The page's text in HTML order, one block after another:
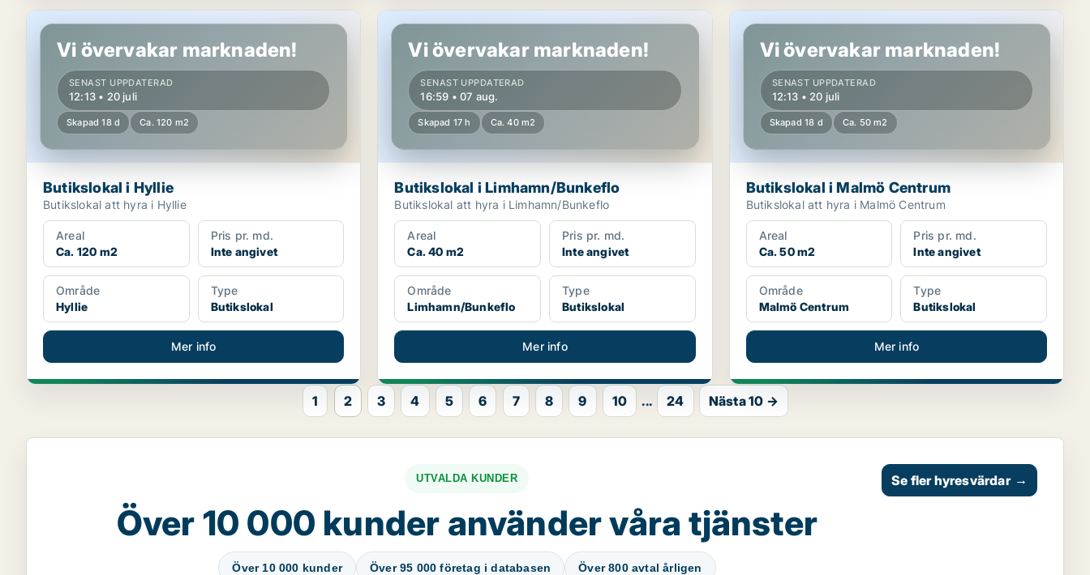
Butikslokal i Hyllie
Vi övervakar marknaden!
SENAST UPPDATERAD
12:13 • 20 juli
Skapad 18 d Ca. 120 m2
Butikslokal i Hyllie
Butikslokal att hyra i Hyllie
Areal
Ca. 120 m2
Pris pr. md.
Inte angivet
Område
Hyllie
Type
Butikslokal
Mer info
Butikslokal i Limhamn/Bunkeflo
Vi övervakar marknaden!
SENAST UPPDATERAD
16:59 • 07 aug.
Skapad 17 h Ca. 40 m2
Butikslokal i Limhamn/Bunkeflo
Butikslokal att hyra i Limhamn/Bunkeflo
Areal
Ca. 40 m2
Pris pr. md.
Inte angivet
Område
Limhamn/Bunkeflo
Type
Butikslokal
Mer info
Butikslokal i Malmö Centrum
Vi övervakar marknaden!
SENAST UPPDATERAD
12:13 • 20 juli
Skapad 18 d Ca. 50 m2
Butikslokal i Malmö Centrum
Butikslokal att hyra i Malmö Centrum
Areal
Ca. 50 m2
Pris pr. md.
Inte angivet
Område
Malmö Centrum
Type
Butikslokal
Mer info
1 2 3 4 5 6 7 8 9 10 ... 24 Nästa 10 →
UTVALDA KUNDER
Över 10 000 kunder använder våra tjänster
Över 10 000 kunder Över 95 000 företag i databasen Över 800 avtal årligen
Se fler hyresvärdar →